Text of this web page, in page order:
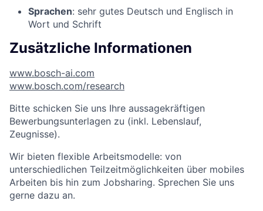
Sprachen: sehr gutes Deutsch und Englisch in
Wort und Schrift
Zusätzliche Informationen
www.bosch-ai.com
www.bosch.com/research
Bitte schicken Sie uns Ihre aussagekräftigen
Bewerbungsunterlagen zu (inkl. Lebenslauf,
Zeugnisse).
Wir bieten flexible Arbeitsmodelle: von
unterschiedlichen Teilzeitmöglichkeiten über mobiles
Arbeiten bis hin zum Jobsharing. Sprechen Sie uns
gerne dazu an.